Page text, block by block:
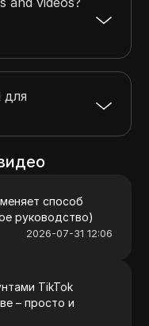
для
способ
руководство)
2026-07-31 12:06
TikTok
– просто и